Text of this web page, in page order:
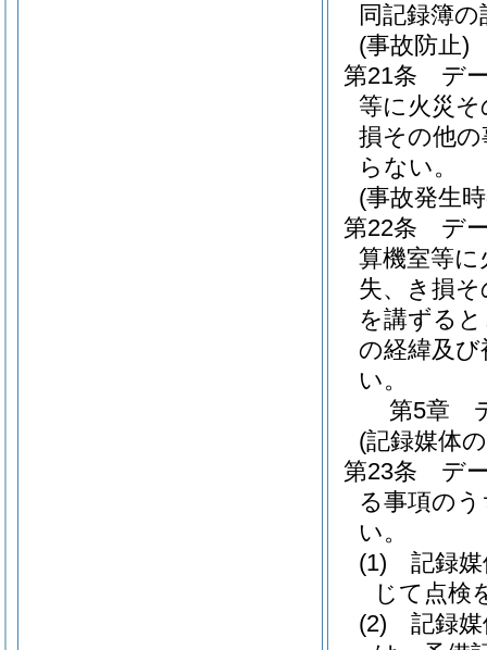
同記録簿
(事故防止)
第21条
デ
等に火災
損その他
らない。
(事故発生
第22条
デ
算機室等
失、き損
を講ずる
の経緯及
い。
第5章
(記録媒体
第23条
デ
る事項の
い。
(1)
記録
じて点検
(2)
記録